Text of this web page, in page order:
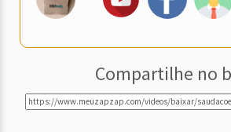
Compartilhe no